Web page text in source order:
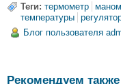
Теги: термометр
температуры
Блог пользователя
Рекомендуем